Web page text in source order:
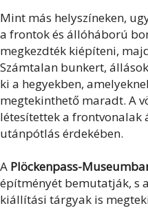
Mint más helyszíneken,
a frontok és állóháború
megkezdték kiépíteni,
Számtalan bunkert,
ki a hegyekben,
megtekinthető maradt. A
létesítettek a frontvonalak
utánpótlás érdekében.
A Plöckenpass-
építményét bemutatják, s
kiállítási tárgyak is